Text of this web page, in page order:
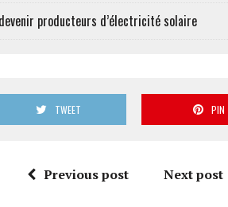
producteurs d’électricité solaire
TWEET PIN
Previous post Next post